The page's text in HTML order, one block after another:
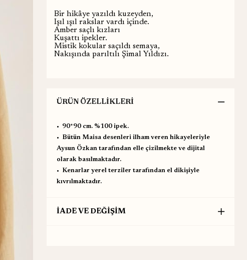
Bir hikâye yazıldı kuzeyden,
Işıl ışıl rakslar vardı içinde.
Amber saçlı kızları
Kuşattı ipekler.
Mistik kokular saçıldı semaya,
Nakışında parıltılı Şimal Yıldızı.
ÜRÜN ÖZELLIKLERI
•⁠ ⁠90*90 cm. %100 ipek.
•⁠ ⁠Bütün Maisa desenleri ilham veren hikayeleriyle
Aysun Özkan tarafından elle çizilmekte ve dijital
olarak basılmaktadır.
•⁠ ⁠Kenarlar yerel terziler tarafından el dikişiyle
kıvrılmaktadır.
İADE VE DEĞİŞİM